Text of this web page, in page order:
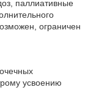
паллиативные
ограничен
усвоению